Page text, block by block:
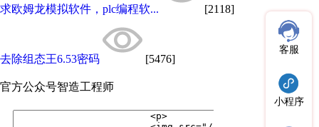
求欧姆龙模拟软件，plc编程软... [2118]
去除组态王6.53密码 [5476]
官方公众号智造工程师
客服
小程序